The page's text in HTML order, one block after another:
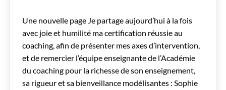
Une nouvelle page Je partage aujourd’hui à la fois
avec joie et humilité ma certification réussie au
coaching, afin de présenter mes axes d’intervention,
et de remercier l’équipe enseignante de l’Académie
du coaching pour la richesse de son enseignement,
sa rigueur et sa bienveillance modélisantes : Sophie